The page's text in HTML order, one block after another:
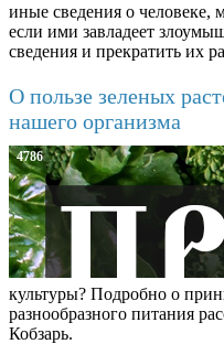
иные сведения о человеке,
если ими завладеет
сведения и прекратить их
О пользе зеленых
нашего организма
4786
культуры? Подробно о
разнообразного питания
Кобзарь.